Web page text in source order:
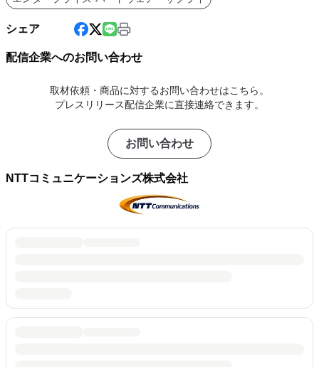
シェア
配信企業へのお問い合わせ
取材依頼・商品に対するお問い合わせはこちら。
プレスリリース配信企業に直接連絡できます。
お問い合わせ
NTTコミュニケーションズ株式会社